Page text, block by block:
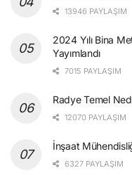
13946 PAYLAŞIM
2024 Yılı Bina
Yayımlandı
7015 PAYLAŞIM
Radye Temel
12070 PAYLAŞIM
İnşaat
6327 PAYLAŞIM